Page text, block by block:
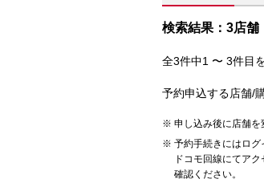
検索結果：3店舗
全3件中1 〜 3件目
予約申込する店舗/
申し込み後に店舗を
予約手続きにはログ
ドコモ回線にてア
確認ください。